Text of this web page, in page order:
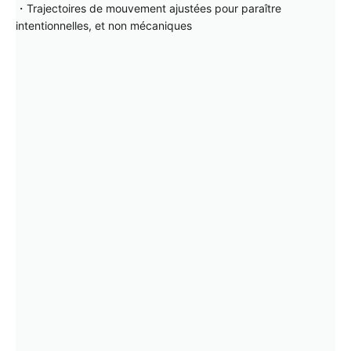
・Trajectoires de mouvement ajustées pour paraître
intentionnelles, et non mécaniques